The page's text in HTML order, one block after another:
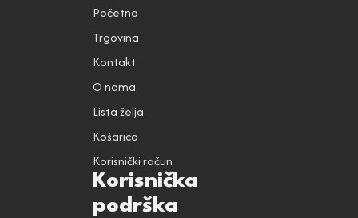
Početna
Trgovina
Kontakt
O nama
Lista želja
Košarica
Korisnički račun
Korisnička
podrška